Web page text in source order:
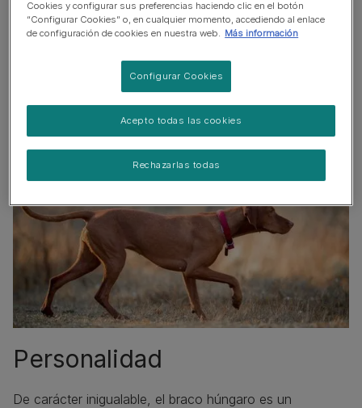
Puede necesitar supervisión adicional para convivir con
niños
Personalidad
De carácter inigualable, el braco húngaro es un
Cookies y configurar sus preferencias haciendo clic en el botón
“Configurar Cookies” o, en cualquier momento, accediendo al enlace
de configuración de cookies en nuestra web.
Más información
Configurar Cookies
Rechazarlas todas
Acepto todas las cookies